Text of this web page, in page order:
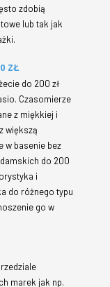
zdobią
lub tak jak
ZŁ
do 200 zł
Czasomierze
z miękkiej i
większą
w basenie bez
do 200
i
do różnego typu
go w
marek jak np.